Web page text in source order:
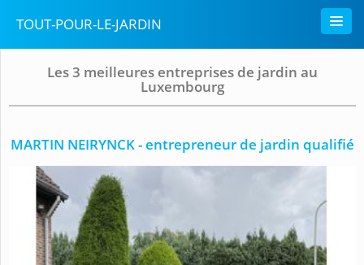
TOUT-POUR-LE-JARDIN
Les 3 meilleures entreprises de jardin au
Luxembourg
MARTIN NEIRYNCK - entrepreneur de jardin qualifié